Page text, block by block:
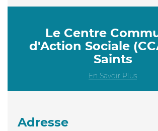
Le Centre
d'Action Sociale
Saints
En Savoir Plus
Adresse